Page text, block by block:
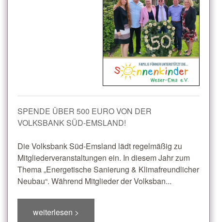
SPENDE ÜBER 500 EURO VON DER
VOLKSBANK SÜD-EMSLAND!
Die Volksbank Süd-Emsland lädt regelmäßig zu
Mitgliederveranstaltungen ein. In diesem Jahr zum
Thema „Energetische Sanierung & Klimafreundlicher
Neubau“. Während Mitglieder der Volksban...
weiterlesen >